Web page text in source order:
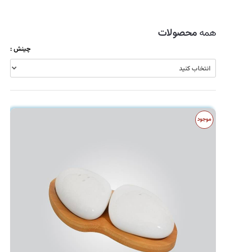
ظروف نگهدارنده
قابلمه
قاشق و چنگال
کولر
کارواش
کتری و قوری
همهمحصولات
چینش :
موجود